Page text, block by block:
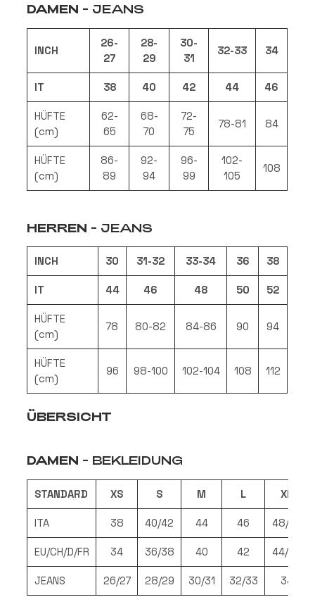
DAMEN - JEANS
INCH
26-
27
28-
29
30-
31
32-33 34
IT 38 40 42 44 46
HÜFTE
(cm)
62-
65
68-
70
72-
75
78-81 84
HÜFTE
(cm)
86-
89
92-
94
96-
99
102-
105
108
HERREN - JEANS
INCH 30 31-32 33-34 36 38
IT 44 46 48 50 52
HÜFTE
(cm)
78 80-82 84-86 90 94
HÜFTE
(cm)
96 98-100 102-104 108 112
ÜBERSICHT
DAMEN - BEKLEIDUNG
STANDARD XS S M L XL
ITA 38 40/42 44 46 48/50
EU/CH/D/FR 34 36/38 40 42 44/46
JEANS 26/27 28/29 30/31 32/33 34